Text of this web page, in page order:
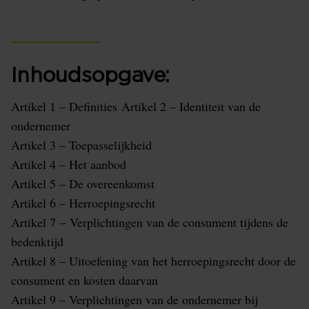
Inhoudsopgave:
Artikel 1 – Definities Artikel 2 – Identiteit van de
ondernemer
Artikel 3 – Toepasselijkheid
Artikel 4 – Het aanbod
Artikel 5 – De overeenkomst
Artikel 6 – Herroepingsrecht
Artikel 7 – Verplichtingen van de consument tijdens de
bedenktijd
Artikel 8 – Uitoefening van het herroepingsrecht door de
consument en kosten daarvan
Artikel 9 – Verplichtingen van de ondernemer bij